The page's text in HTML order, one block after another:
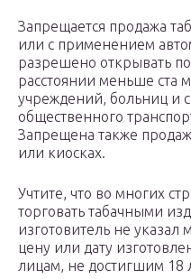
Запрещается продажа
или с применением
разрешено открывать
расстоянии меньше ста
учреждений, больниц и
общественного
Запрещена также
или киосках.
Учтите, что во многих
торговать табачными
изготовитель не
цену или дату
лицам, не достигшим 18